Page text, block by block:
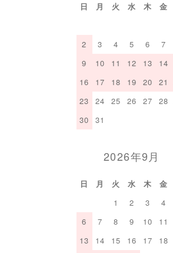
日 月 火 水 木 金
2
3 4 5 6 7
9
10 11 12 13 14
16
17 18 19 20 21
23
24 25 26 27 28
30
31
2026年9月
日 月 火 水 木 金
1
2 3 4
6
7 8 9 10 11
13
14 15 16 17 18